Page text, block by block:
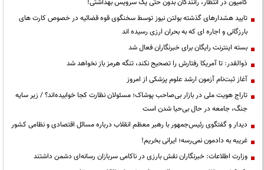
کامیون در انتظار، رانندگان بدون حتی یک سرویس بهداشتی!
تایید هشدارهای گذشته بولتن نیوز توسط سخنگوی قوه قضائیه در خصوص کارت های
بارزگانی و اجاره ای که به بحران ارزی رسیده اند
بسته اینترنت رایگان برای خبرنگاران فعال شد
ذوالقدر: تا آمریکا رفتارش را تصحیح نکند، تنگه هرمز باز نخواهد شد
آغاز ثبت‌نام آزمون ارشد علوم پزشکی از امروز
تاراج هویت ملی در بازار بی‌صاحب پوشاک؛ مسئولان نظارت کجا خوابیده‌اند؟ / زیر سایه
جنگ، جامعه در حال بی‌حیا شدن است
دیدار و گفتگوی رئیس‌جمهور با رهبر معظم انقلاب درباره مسائل اقتصادی و نظامی کشور
غریبه به دادمون نمی‌رسه؛ ایرانی بخریم!
وزارت اطلاعات: خبرنگاران نقش بارزی در ناکامی سربازان رسانه‌ای دشمن داشتند